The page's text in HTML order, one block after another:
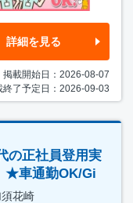
詳細を見る
掲載開始日：2026-08-07
終了予定日：2026-09-03
の正社員登用実
★車通勤OK/Gi
花崎